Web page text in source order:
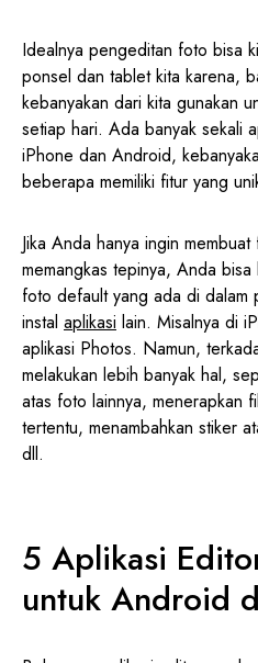
Idealnya pengeditan foto bisa
ponsel dan tablet kita karena,
kebanyakan dari kita gunakan
setiap hari. Ada banyak sekali
iPhone dan Android,
beberapa memiliki fitur yang
Jika Anda hanya ingin
memangkas tepinya, Anda
foto default yang ada di dalam
instal aplikasi lain. Misalnya di
aplikasi Photos. Namun,
melakukan lebih banyak hal,
atas foto lainnya, menerapkan
tertentu, menambahkan stiker
dll.
5 Aplikasi
untuk Android